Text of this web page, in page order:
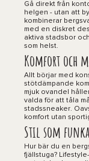
Gå direkt från
helgen - utan att
kombinerar
med en diskret
aktiva stadsbor
som helst.
Komfort och
Allt börjar med
stötdämpande
mjuk ovandel
valda för att tåla
stadssneaker.
komfort utan
Stil som
Hur bär du en
fjällstuga?